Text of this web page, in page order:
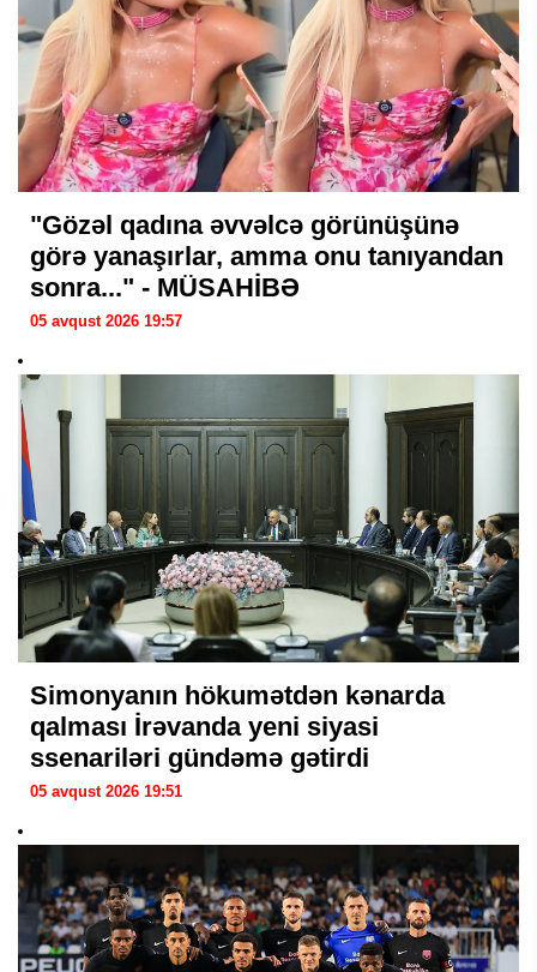
"Gözəl qadına əvvəlcə görünüşünə
görə yanaşırlar, amma onu tanıyandan
sonra..." - MÜSAHİBƏ
05 avqust 2026 19:57
Simonyanın hökumətdən kənarda
qalması İrəvanda yeni siyasi
ssenariləri gündəmə gətirdi
05 avqust 2026 19:51